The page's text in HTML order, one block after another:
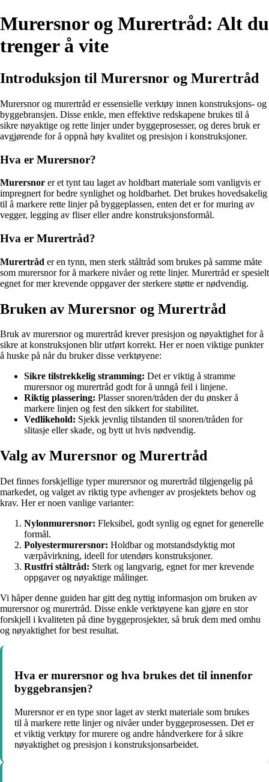
Murersnor og Murertråd: Alt du
trenger å vite
Introduksjon til Murersnor og Murertråd
Murersnor og murertråd er essensielle verktøy innen konstruksjons- og
byggebransjen. Disse enkle, men effektive redskapene brukes til å
sikre nøyaktige og rette linjer under byggeprosesser, og deres bruk er
avgjørende for å oppnå høy kvalitet og presisjon i konstruksjoner.
Hva er Murersnor?
Murersnor er et tynt tau laget av holdbart materiale som vanligvis er
impregnert for bedre synlighet og holdbarhet. Det brukes hovedsakelig
til å markere rette linjer på byggeplassen, enten det er for muring av
vegger, legging av fliser eller andre konstruksjonsformål.
Hva er Murertråd?
Murertråd er en tynn, men sterk ståltråd som brukes på samme måte
som murersnor for å markere nivåer og rette linjer. Murertråd er spesielt
egnet for mer krevende oppgaver der sterkere støtte er nødvendig.
Bruken av Murersnor og Murertråd
Bruk av murersnor og murertråd krever presisjon og nøyaktighet for å
sikre at konstruksjonen blir utført korrekt. Her er noen viktige punkter
å huske på når du bruker disse verktøyene:
Sikre tilstrekkelig stramming: Det er viktig å stramme
murersnor og murertråd godt for å unngå feil i linjene.
Riktig plassering: Plasser snoren/tråden der du ønsker å
markere linjen og fest den sikkert for stabilitet.
Vedlikehold: Sjekk jevnlig tilstanden til snoren/tråden for
slitasje eller skade, og bytt ut hvis nødvendig.
Valg av Murersnor og Murertråd
Det finnes forskjellige typer murersnor og murertråd tilgjengelig på
markedet, og valget av riktig type avhenger av prosjektets behov og
krav. Her er noen vanlige varianter:
Nylonmurersnor: Fleksibel, godt synlig og egnet for generelle
formål.
Polyestermurersnor: Holdbar og motstandsdyktig mot
værpåvirkning, ideell for utendørs konstruksjoner.
Rustfri ståltråd: Sterk og langvarig, egnet for mer krevende
oppgaver og nøyaktige målinger.
Vi håper denne guiden har gitt deg nyttig informasjon om bruken av
murersnor og murertråd. Disse enkle verktøyene kan gjøre en stor
forskjell i kvaliteten på dine byggeprosjekter, så bruk dem med omhu
og nøyaktighet for best resultat.
Hva er murersnor og hva brukes det til innenfor
byggebransjen?
Murersnor er en type snor laget av sterkt materiale som brukes
til å markere rette linjer og nivåer under byggeprosessen. Det er
et viktig verktøy for murere og andre håndverkere for å sikre
nøyaktighet og presisjon i konstruksjonsarbeidet.